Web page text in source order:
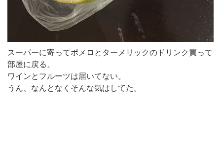
スーパーに寄ってポメロとターメリックのドリンク買って
部屋に戻る。
ワインとフルーツは届いてない。
うん、なんとなくそんな気はしてた。